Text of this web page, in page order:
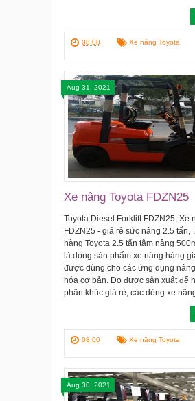
08:00 Xe nâng Toyota
Xe nâng Toyota FDZN25
Toyota Diesel Forklift FDZN25, Xe
FDZN25 - giá rẻ sức nâng 2.5 tấn,
hàng Toyota 2.5 tấn tâm nâng
là dòng sản phẩm xe nâng hàng
được dùng cho các ứng dụng
hóa cơ bản. Do được sản xuất để
phân khúc giá rẻ, các dòng xe
08:00 Xe nâng Toyota
Aug 31, 2021
Aug 30, 2021